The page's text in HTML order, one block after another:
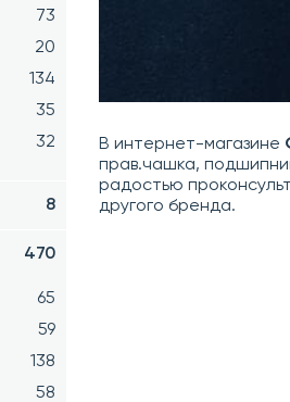
73
20
134
35
32
8
470
65
59
138
58
В интернет-магазине
прав.чашка,
радостью
другого бренда.